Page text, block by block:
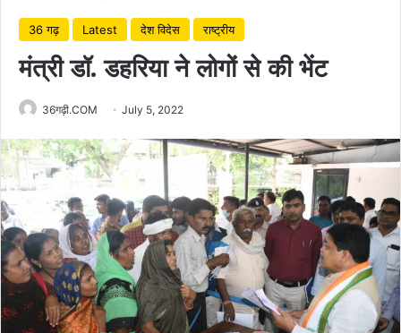
36 गढ़ Latest देश विदेस राष्ट्रीय
मंत्री डॉ. डहरिया ने लोगों से की भेंट
36गढ़ी.COM July 5, 2022